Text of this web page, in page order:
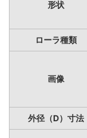
形状
ローラ種類
画像
外径（D）寸法